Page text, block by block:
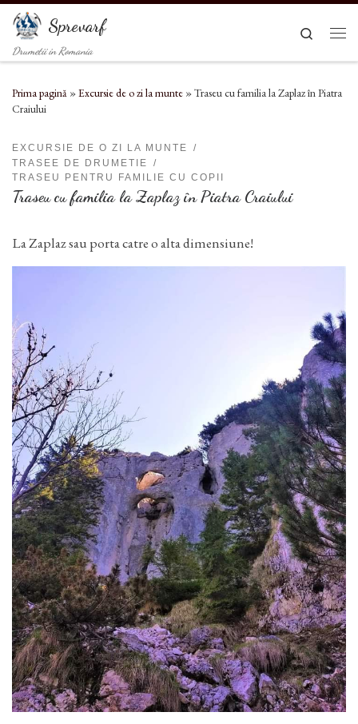
Sari la conținut
Sprevarf
Drumetii in Romania
Search
Prima pagină »Excursie de o zi la munte »Traseu cu familia la Zaplaz în Piatra
Craiului
EXCURSIE DE O ZI LA MUNTE
TRASEE DE DRUMETIE
TRASEU PENTRU FAMILIE CU COPII
Traseu cu familia la Zaplaz în Piatra Craiului
La Zaplaz sau porta catre o alta dimensiune!